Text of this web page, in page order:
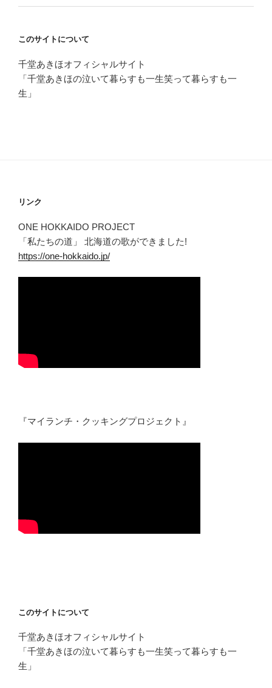
このサイトについて
千堂あきほオフィシャルサイト
「千堂あきほの泣いて暮らすも一生笑って暮らすも一
生」
リンク
ONE HOKKAIDO PROJECT
「私たちの道」 北海道の歌ができました!
https://one-hokkaido.jp/
『マイランチ・クッキングプロジェクト』
このサイトについて
千堂あきほオフィシャルサイト
「千堂あきほの泣いて暮らすも一生笑って暮らすも一
生」